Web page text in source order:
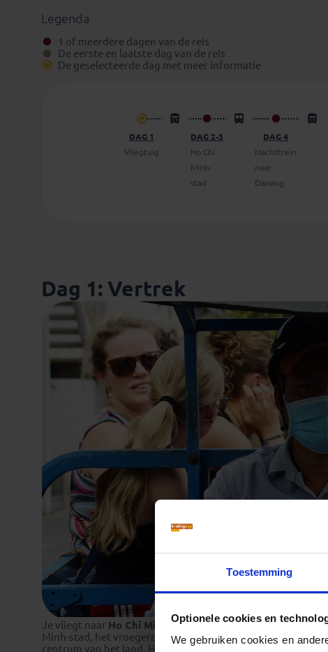
Toestemming
Optionele cookies en
We gebruiken cookies en
Legenda
1 of meerdere dagen van de reis
De eerste en laatste dag van de reis
De geselecteerde dag met meer informatie
DAG 1
Vliegtuig
DAG 2-3
Ho Chi
Minh-
stad
DAG 4
Nachttrein
naar
Danang
Dag 1: Vertrek
Je vliegt naar Ho Chi Minh-stad, waar je de volgende dag
Minh-stad, het vroegere Saigon, heeft ongeveer 9 miljoen
centrum van het land. Het lijkt alsof iedereen hier